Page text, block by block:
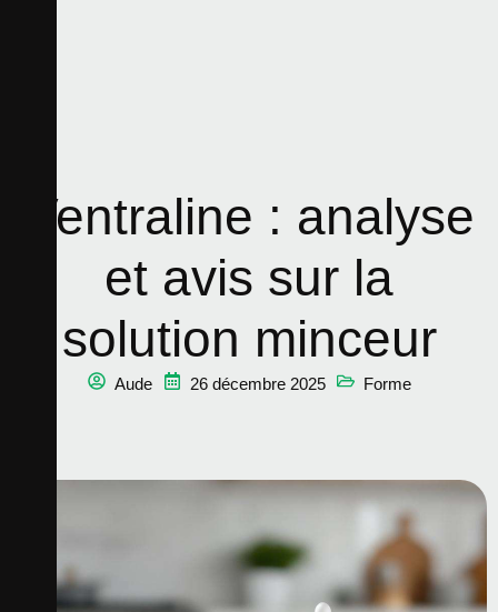
Ventraline : analyse
et avis sur la
solution minceur
Aude 26 décembre 2025 Forme